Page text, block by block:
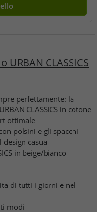
CLASSICS
perfettamente: la
CLASSICS in cotone
ottimale
polsini e gli spacchi
casual
in beige/bianco
di tutti i giorni e nel
modi